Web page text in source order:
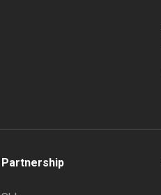
Partnership